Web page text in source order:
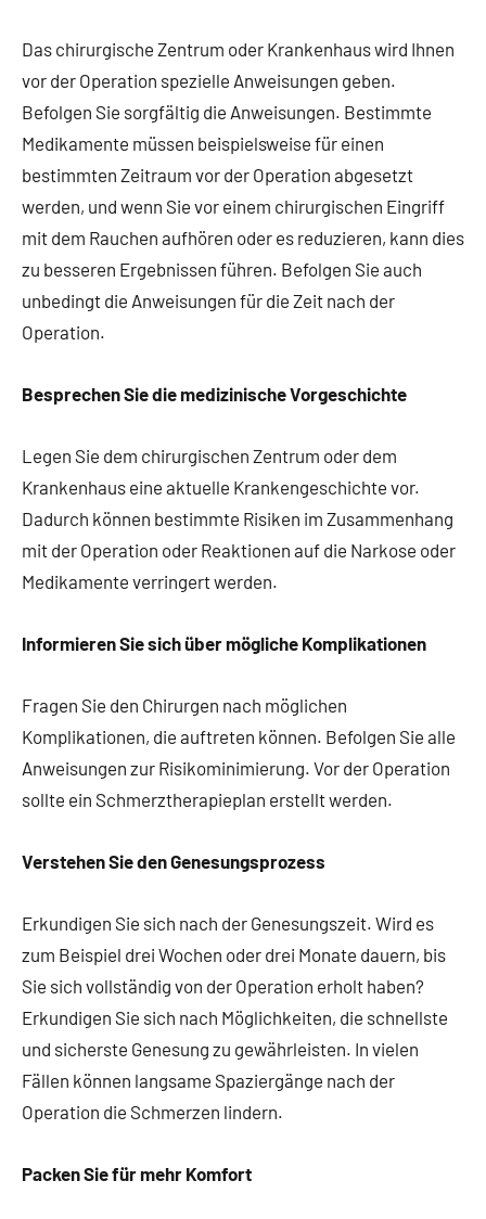
Das chirurgische Zentrum oder Krankenhaus wird Ihnen
vor der Operation spezielle Anweisungen geben.
Befolgen Sie sorgfältig die Anweisungen. Bestimmte
Medikamente müssen beispielsweise für einen
bestimmten Zeitraum vor der Operation abgesetzt
werden, und wenn Sie vor einem chirurgischen Eingriff
mit dem Rauchen aufhören oder es reduzieren, kann dies
zu besseren Ergebnissen führen. Befolgen Sie auch
unbedingt die Anweisungen für die Zeit nach der
Operation.
Besprechen Sie die medizinische Vorgeschichte
Legen Sie dem chirurgischen Zentrum oder dem
Krankenhaus eine aktuelle Krankengeschichte vor.
Dadurch können bestimmte Risiken im Zusammenhang
mit der Operation oder Reaktionen auf die Narkose oder
Medikamente verringert werden.
Informieren Sie sich über mögliche Komplikationen
Fragen Sie den Chirurgen nach möglichen
Komplikationen, die auftreten können. Befolgen Sie alle
Anweisungen zur Risikominimierung. Vor der Operation
sollte ein Schmerztherapieplan erstellt werden.
Verstehen Sie den Genesungsprozess
Erkundigen Sie sich nach der Genesungszeit. Wird es
zum Beispiel drei Wochen oder drei Monate dauern, bis
Sie sich vollständig von der Operation erholt haben?
Erkundigen Sie sich nach Möglichkeiten, die schnellste
und sicherste Genesung zu gewährleisten. In vielen
Fällen können langsame Spaziergänge nach der
Operation die Schmerzen lindern.
Packen Sie für mehr Komfort